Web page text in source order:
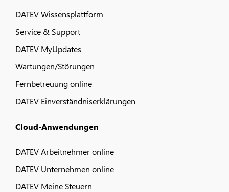
DATEV Wissensplattform
Service & Support
DATEV MyUpdates
Wartungen/Störungen
Fernbetreuung online
DATEV Einverständniserklärungen
Cloud-Anwendungen
DATEV Arbeitnehmer online
DATEV Unternehmen online
DATEV Meine Steuern